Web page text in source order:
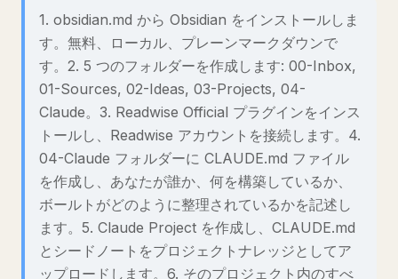
1. obsidian.md から Obsidian をインストールしま
す。無料、ローカル、プレーンマークダウンで
す。2. 5 つのフォルダーを作成します: 00-Inbox,
01-Sources, 02-Ideas, 03-Projects, 04-
Claude。3. Readwise Official プラグインをインス
トールし、Readwise アカウントを接続します。4.
04-Claude フォルダーに CLAUDE.md ファイル
を作成し、あなたが誰か、何を構築しているか、
ボールトがどのように整理されているかを記述し
ます。5. Claude Project を作成し、CLAUDE.md
とシードノートをプロジェクトナレッジとしてア
ップロードします。6. そのプロジェクト内のすべ